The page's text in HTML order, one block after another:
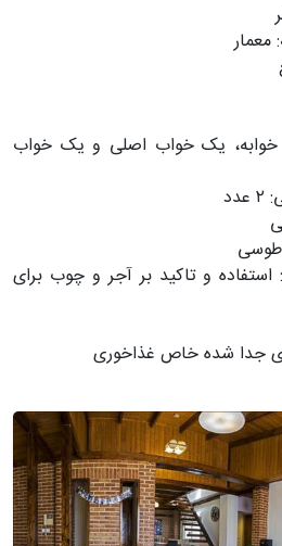
خوابه، یک خواب اصلی و یک خواب
و تاكيد بر آجر و چوب برای
جدا شده خاص غذاخوری